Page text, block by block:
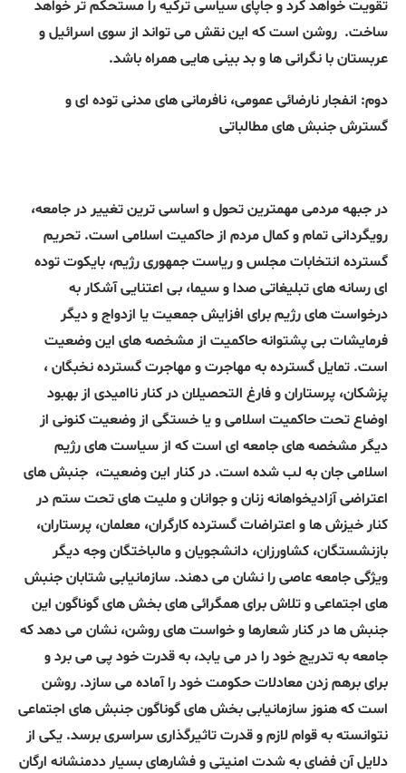
تقویت خواهد کرد و جاپای سیاسی ترکیه را مستحکم تر خواهد
ساخت. روشن است که این نقش می تواند از سوی اسرائیل و
عربستان با نگرانی ها و بد بینی هایی همراه باشد.
دوم: انفجار نارضائی عمومی، نافرمانی های مدنی توده ای و
گسترش جنبش های مطالباتی
در جبهه مردمی مهمترین تحول و اساسی ترین تغییر در جامعه،
رویگردانی تمام و کمال مردم از حاکمیت اسلامی است. تحریم
گسترده انتخابات مجلس و ریاست جمهوری رژیم، بایکوت توده
ای رسانه های تبلیغاتی صدا و سیما، بی اعتنایی آشکار به
درخواست های رژیم برای افزایش جمعیت یا ازدواج و دیگر
فرمایشات بی پشتوانه حاکمیت از مشخصه های این وضعیت
است. تمایل گسترده به مهاجرت و مهاجرت گسترده نخبگان ،
پزشکان، پرستاران و فارغ التحصیلان در کنار ناامیدی از بهبود
اوضاع تحت حاکمیت اسلامی و یا خستگی از وضعیت کنونی از
دیگر مشخصه های جامعه ای است که از سیاست های رژیم
اسلامی جان به لب شده است. در کنار این وضعیت، جنبش های
اعتراضی آزادیخواهانه زنان و جوانان و ملیت های تحت ستم در
کنار خیزش ها و اعتراضات گسترده کارگران، معلمان، پرستاران،
بازنشستگان، کشاورزان، دانشجویان و مالباختگان وجه دیگر
ویژگی جامعه عاصی را نشان می دهند. سازمانیابی شتابان جنبش
های اجتماعی و تلاش برای همگرائی های بخش های گوناگون این
جنبش ها در کنار شعارها و خواست های روشن، نشان می دهد که
جامعه به تدریج خود را در می یابد، به قدرت خود پی می برد و
برای برهم زدن معادلات حکومت خود را آماده می سازد. روشن
است که هنوز سازمانیابی بخش های گوناگون جنبش های اجتماعی
نتوانسته به قوام لازم و قدرت تاثیرگذاری سراسری برسد. یکی از
دلایل آن فضای به شدت امنیتی و فشارهای بسیار ددمنشانه ارگان